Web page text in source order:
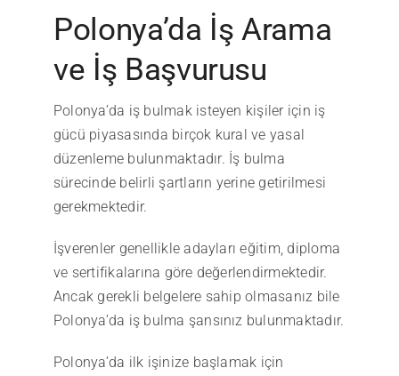
Polonya’da İş Arama
ve İş Başvurusu
Polonya’da iş bulmak isteyen kişiler için iş
gücü piyasasında birçok kural ve yasal
düzenleme bulunmaktadır. İş bulma
sürecinde belirli şartların yerine getirilmesi
gerekmektedir.
İşverenler genellikle adayları eğitim, diploma
ve sertifikalarına göre değerlendirmektedir.
Ancak gerekli belgelere sahip olmasanız bile
Polonya’da iş bulma şansınız bulunmaktadır.
Polonya’da ilk işinize başlamak için